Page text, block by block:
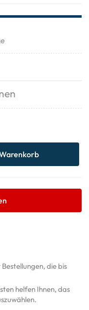
die bis
helfen Ihnen, das